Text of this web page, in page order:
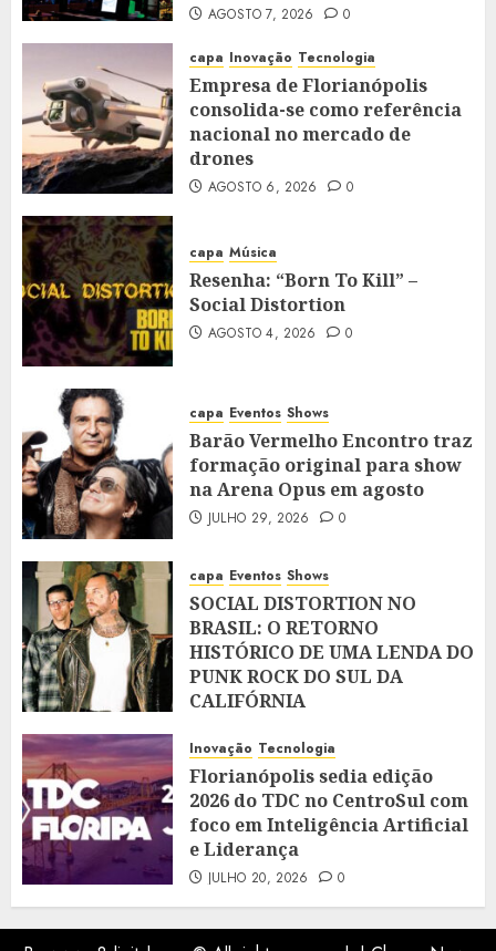
AGOSTO 7, 2026 0
capa Inovação Tecnologia
Empresa de Florianópolis
consolida-se como referência
nacional no mercado de
drones
AGOSTO 6, 2026 0
capa Música
Resenha: “Born To Kill” –
Social Distortion
AGOSTO 4, 2026 0
capa Eventos Shows
Barão Vermelho Encontro traz
formação original para show
na Arena Opus em agosto
JULHO 29, 2026 0
capa Eventos Shows
SOCIAL DISTORTION NO
BRASIL: O RETORNO
HISTÓRICO DE UMA LENDA DO
PUNK ROCK DO SUL DA
CALIFÓRNIA
Inovação Tecnologia
Florianópolis sedia edição
2026 do TDC no CentroSul com
foco em Inteligência Artificial
e Liderança
JULHO 20, 2026 0